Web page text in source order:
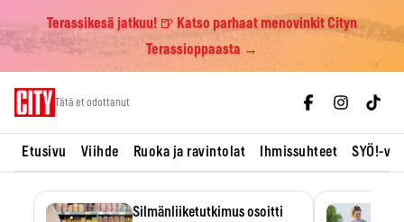
Terassikesä jatkuu! 🍺 Katso parhaat menovinkit Cityn
Terassioppaasta →
Tätä et odottanut
Etusivu Viihde Ruoka ja ravintolat Ihmissuhteet SYÖ!-
Silmänliiketutkimus osoitti